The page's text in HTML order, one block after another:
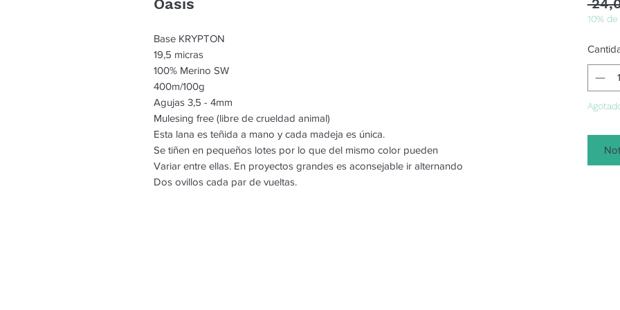
Oasis
Base KRYPTON
19,5 micras
100% Merino SW
400m/100g
Agujas 3,5 - 4mm
Mulesing free (libre de crueldad animal)
Esta lana es teñida a mano y cada madeja es única.
Se tiñen en pequeños lotes por lo que del mismo color pueden
Variar entre ellas. En proyectos grandes es aconsejable ir alternando
Dos ovillos cada par de vueltas.
10%